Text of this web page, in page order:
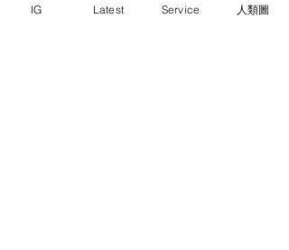
IG Latest Service 人類圖